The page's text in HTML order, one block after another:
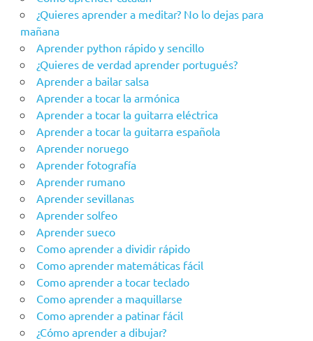
¿Quieres aprender a meditar? No lo dejas para
mañana
Aprender python rápido y sencillo
¿Quieres de verdad aprender portugués?
Aprender a bailar salsa
Aprender a tocar la armónica
Aprender a tocar la guitarra eléctrica
Aprender a tocar la guitarra española
Aprender noruego
Aprender fotografía
Aprender rumano
Aprender sevillanas
Aprender solfeo
Aprender sueco
Como aprender a dividir rápido
Como aprender matemáticas fácil
Como aprender a tocar teclado
Como aprender a maquillarse
Como aprender a patinar fácil
¿Cómo aprender a dibujar?